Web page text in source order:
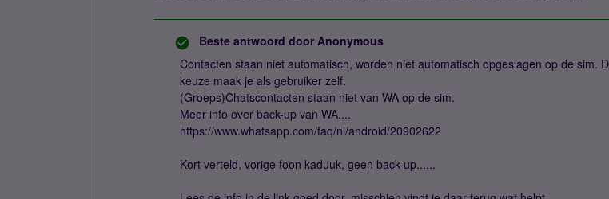
Beste antwoord door Anonymous
Contacten staan niet automatisch, worden niet automatisch opgeslagen op de sim.
keuze maak je als gebruiker zelf.
(Groeps)Chatscontacten staan niet van WA op de sim.
Meer info over back-up van WA....
https://www.whatsapp.com/faq/nl/android/20902622
Kort verteld, vorige foon kaduuk, geen back-up......